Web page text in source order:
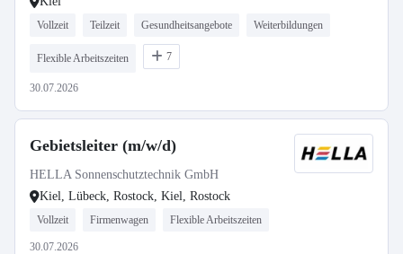
Vollzeit Teilzeit Gesundheitsangebote Weiterbildungen
Flexible Arbeitszeiten 7
30.07.2026
Gebietsleiter (m/w/d)
HELLA Sonnenschutztechnik GmbH
Kiel, Lübeck, Rostock, Kiel, Rostock
Vollzeit Firmenwagen Flexible Arbeitszeiten
30.07.2026